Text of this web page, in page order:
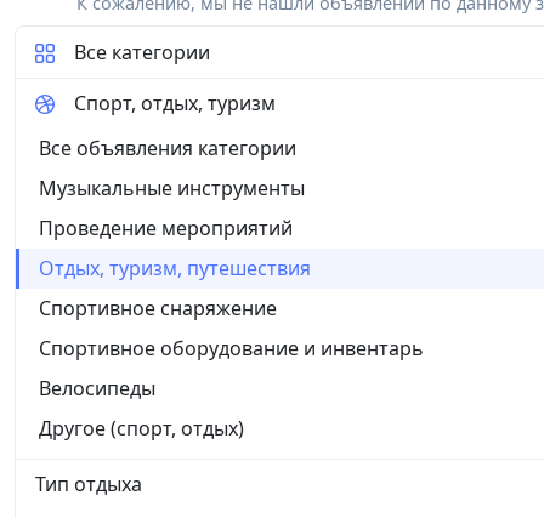
Все категории
Спорт, отдых, туризм
Все объявления категории
Музыкальные инструменты
Проведение мероприятий
Отдых, туризм, путешествия
Спортивное снаряжение
Спортивное оборудование и инвентарь
Велосипеды
Другое (спорт, отдых)
Тип отдыха